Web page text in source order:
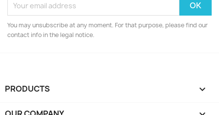
You may unsubscribe at any moment. For that purpose, please find our
contact info in the legal notice.
PRODUCTS 